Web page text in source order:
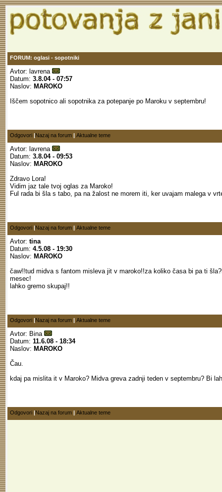
FORUM: oglasi - sopotniki
Avtor: lavrena
Datum: 3.8.04 - 07:57
Naslov: MAROKO
Iščem sopotnico ali sopotnika za potepanje po Maroku v septembru!
Odgovori |Nazaj na forum | Aktualne teme
Avtor: lavrena
Datum: 3.8.04 - 09:53
Naslov: MAROKO
Zdravo Lora!
Vidim jaz tale tvoj oglas za Maroko!
Ful rada bi šla s tabo, pa na žalost ne morem iti, ker uvajam malega v
Odgovori |Nazaj na forum | Aktualne teme
Avtor: tina
Datum: 4.5.08 - 19:30
Naslov: MAROKO
čaw!!tud midva s fantom misleva jit v maroko!!za koliko časa bi pa ti
mesec!
lahko gremo skupaj!!
Odgovori |Nazaj na forum | Aktualne teme
Avtor: Bina
Datum: 11.6.08 - 18:34
Naslov: MAROKO
Čau.
kdaj pa mislita it v Maroko? Midva greva zadnji teden v septembru? Bi
Odgovori |Nazaj na forum | Aktualne teme